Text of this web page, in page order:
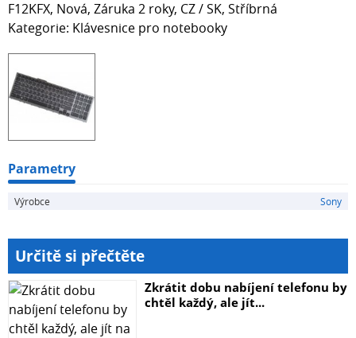
F12KFX, Nová, Záruka 2 roky, CZ / SK, Stříbrná
Kategorie: Klávesnice pro notebooky
Parametry
Výrobce Sony
Určitě si přečtěte
Zkrátit dobu nabíjení telefonu by
chtěl každý, ale jít...